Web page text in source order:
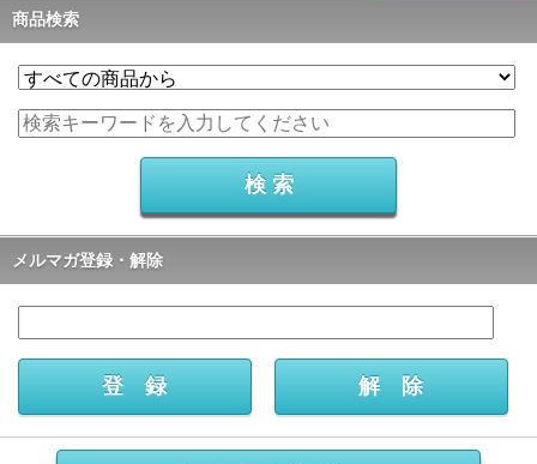
商品検索
メルマガ登録・解除